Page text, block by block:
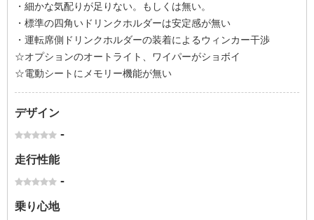
・細かな気配りが足りない。もしくは無い。
・標準の四角いドリンクホルダーは安定感が無い
・運転席側ドリンクホルダーの装着によるウィンカー干渉
☆オプションのオートライト、ワイパーがショボイ
☆電動シートにメモリー機能が無い
デザイン
-
走行性能
-
乗り心地